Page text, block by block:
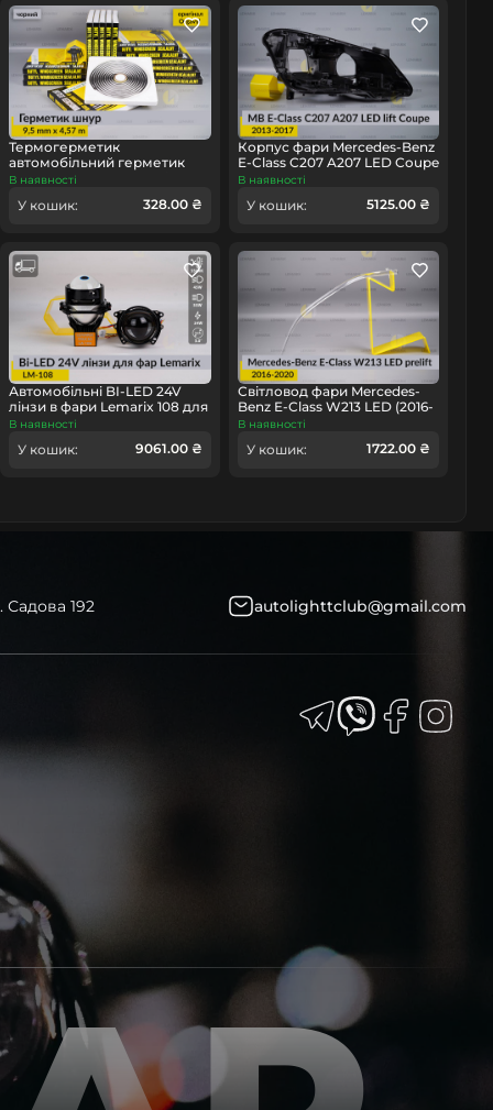
Термогерметик
автомобільний герметик
для фар Orgavyl Оргавіл
В наявності
У кошик: 328.00 ₴
Корпус фари Mercedes-Benz
E-Class C207 A207 LED Coupe
(2013-2017) рест правий
В наявності
У кошик: 5125.00 ₴
Автомобільні BI-LED 24V
лінзи в фари Lemarix 108 для
вантажних авто
В наявності
У кошик: 9061.00 ₴
Світловод фари Mercedes-
Benz E-Class W213 LED (2016-
2020) дорест короткий
В наявності
У кошик: 1722.00 ₴
Садова 192 autolighttclub@gmail.com